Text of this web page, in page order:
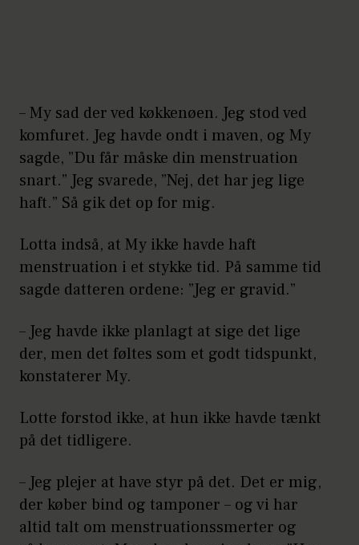
– My sad der ved køkkenøen. Jeg stod ved
komfuret. Jeg havde ondt i maven, og My
sagde, ”Du får måske din menstruation
snart.” Jeg svarede, ”Nej, det har jeg lige
haft.” Så gik det op for mig.
Lotta indså, at My ikke havde haft
menstruation i et stykke tid. På samme tid
sagde datteren ordene: ”Jeg er gravid.”
– Jeg havde ikke planlagt at sige det lige
der, men det føltes som et godt tidspunkt,
konstaterer My.
Lotte forstod ikke, at hun ikke havde tænkt
på det tidligere.
– Jeg plejer at have styr på det. Det er mig,
der køber bind og tamponer – og vi har
altid talt om menstruationssmerter og